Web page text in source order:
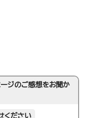
ージのご感想をお聞か
ください